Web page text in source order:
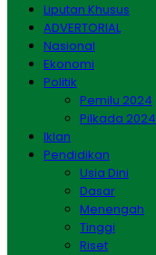
Liputan Khusus
ADVERTORIAL
Nasional
Ekonomi
Politik
Pemilu 2024
Pilkada 2024
Iklan
Pendidikan
Usia Dini
Dasar
Menengah
Tinggi
Riset